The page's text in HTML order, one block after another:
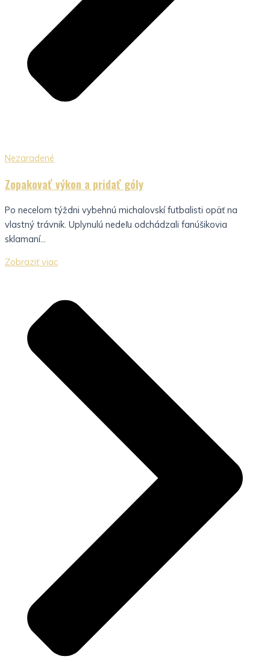
Nezaradené
Zopakovať výkon a pridať góly
Po necelom týždni vybehnú michalovskí futbalisti opäť na
vlastný trávnik. Uplynulú nedeľu odchádzali fanúšikovia
sklamaní...
Zobraziť viac